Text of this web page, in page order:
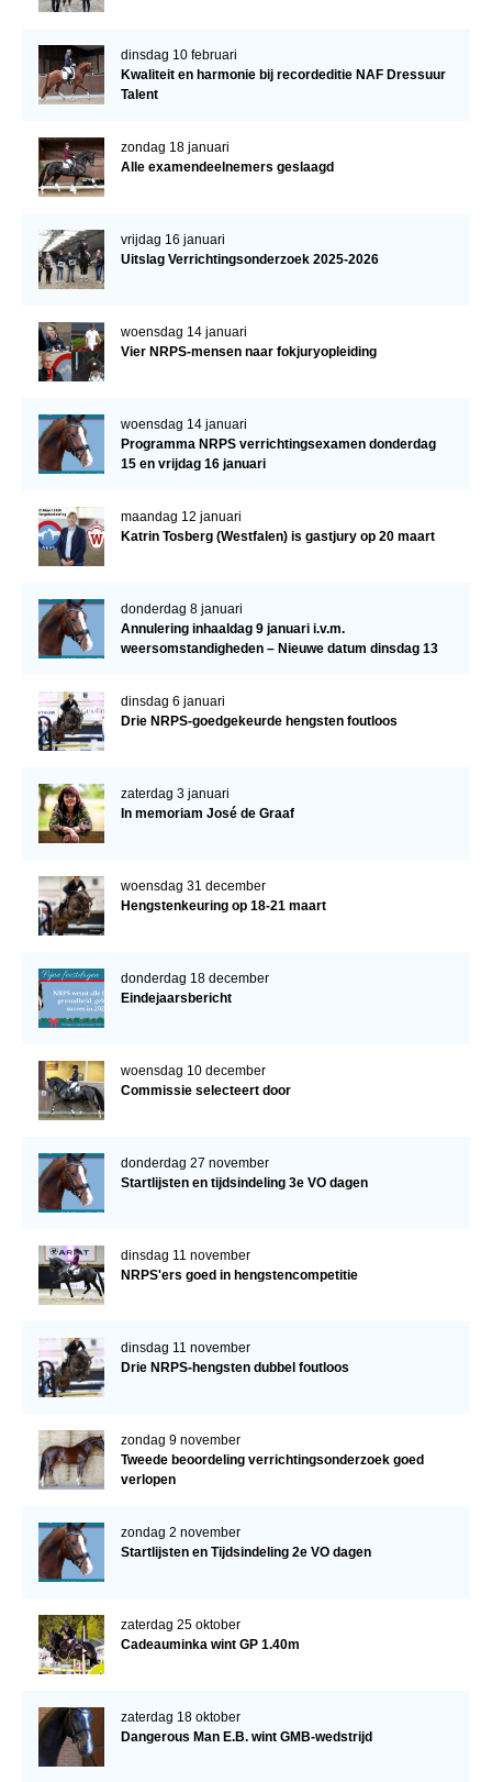
dinsdag 10 februari
Kwaliteit en harmonie bij recordeditie NAF Dressuur
Talent
zondag 18 januari
Alle examendeelnemers geslaagd
vrijdag 16 januari
Uitslag Verrichtingsonderzoek 2025-2026
woensdag 14 januari
Vier NRPS-mensen naar fokjuryopleiding
woensdag 14 januari
Programma NRPS verrichtingsexamen donderdag
15 en vrijdag 16 januari
maandag 12 januari
Katrin Tosberg (Westfalen) is gastjury op 20 maart
donderdag 8 januari
Annulering inhaaldag 9 januari i.v.m.
weersomstandigheden – Nieuwe datum dinsdag 13
dinsdag 6 januari
Drie NRPS-goedgekeurde hengsten foutloos
zaterdag 3 januari
In memoriam José de Graaf
woensdag 31 december
Hengstenkeuring op 18-21 maart
donderdag 18 december
Eindejaarsbericht
woensdag 10 december
Commissie selecteert door
donderdag 27 november
Startlijsten en tijdsindeling 3e VO dagen
dinsdag 11 november
NRPS'ers goed in hengstencompetitie
dinsdag 11 november
Drie NRPS-hengsten dubbel foutloos
zondag 9 november
Tweede beoordeling verrichtingsonderzoek goed
verlopen
zondag 2 november
Startlijsten en Tijdsindeling 2e VO dagen
zaterdag 25 oktober
Cadeauminka wint GP 1.40m
zaterdag 18 oktober
Dangerous Man E.B. wint GMB-wedstrijd